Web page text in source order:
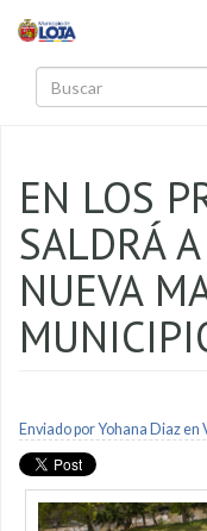
EN LOS
SALDRÁ
NUEVA
Enviado porYohana Diazen